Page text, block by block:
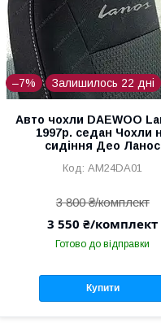
–7% Залишилось 22 дні
Авто чохли DAEWOO
1997р. седан Чохли
сидіння Део Ланос
AM24DA01
3 800 ₴/комплект
3 550 ₴/комплект
Готово до відправки
Купити